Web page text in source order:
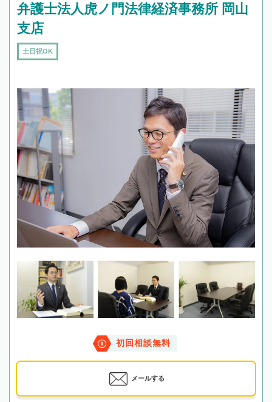
弁護士法人虎ノ門法律経済事務所 岡山
支店
土日祝OK
初回相談無料
メールする